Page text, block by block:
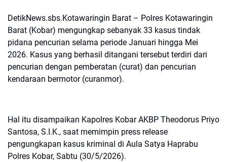
DetikNews.sbs.Kotawaringin Barat – Polres Kotawaringin
Barat (Kobar) mengungkap sebanyak 33 kasus tindak
pidana pencurian selama periode Januari hingga Mei
2026. Kasus yang berhasil ditangani tersebut terdiri dari
pencurian dengan pemberatan (curat) dan pencurian
kendaraan bermotor (curanmor).
Hal itu disampaikan Kapolres Kobar AKBP Theodorus Priyo
Santosa, S.I.K., saat memimpin press release
pengungkapan kasus kriminal di Aula Satya Haprabu
Polres Kobar, Sabtu (30/5/2026).